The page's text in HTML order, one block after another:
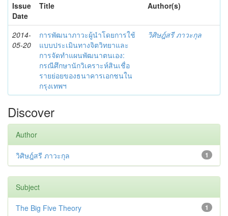
Issue
Date
Title Author(s)
2014-
05-20
การพัฒนาภาวะผู้นำโดยการใช้
แบบประเมินทางจิตวิทยาและ
การจัดทำแผนพัฒนาตนเอง:
กรณีศึกษานักวิเคราะห์สินเชื่อ
รายย่อยของธนาคารเอกชนใน
กรุงเทพฯ
วิศิษฎ์สรี ภาวะกุล
Discover
Author
1
วิศิษฎ์สรี ภาวะกุล
Subject
1
The Big Five Theory